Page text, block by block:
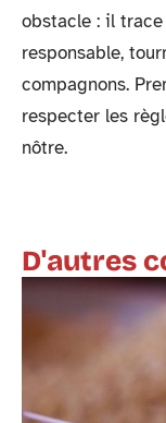
obstacle : il
responsable,
compagnons.
respecter les
nôtre.
D'autres